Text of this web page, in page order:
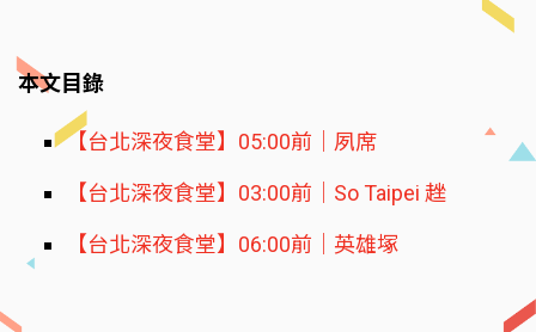
本文目錄
【台北深夜食堂】05:00前｜夙席
【台北深夜食堂】03:00前｜So Taipei 趖
【台北深夜食堂】06:00前｜英雄塚